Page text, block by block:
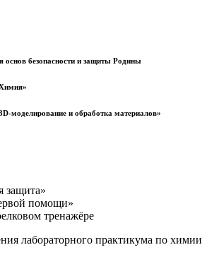
основ безопасности и защиты Родины
моделирование и обработка материалов»
защита»
помощи»
тренажёре
лабораторного практикума по химии